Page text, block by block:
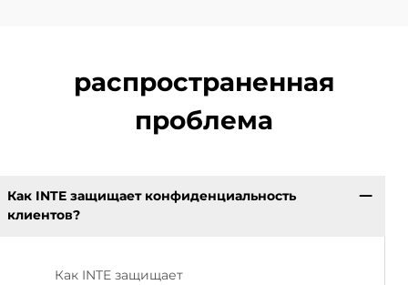
распространенная
проблема
Как INTE защищает конфиденциальность
клиентов?
Как INTE защищает